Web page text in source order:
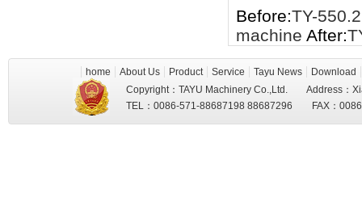
Before:TY-
machine After:
home About Us Product Service Tayu News
Download
Copyright：TAYU Machinery Co.,Ltd. Address：
TEL：0086-571-88687198 88687296 FAX：